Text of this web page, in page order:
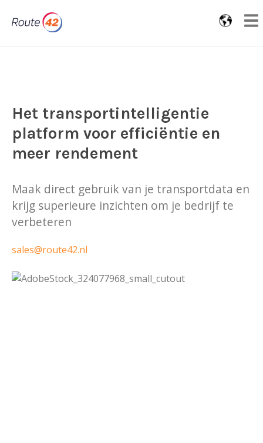
Het transportintelligentie
platform voor efficiëntie en
meer rendement
Maak direct gebruik van je transportdata en
krijg superieure inzichten om je bedrijf te
verbeteren
sales@route42.nl